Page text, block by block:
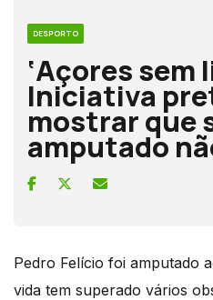
DESPORTO
‘Açores sem
Iniciativa
mostrar que
amputado
Pedro Felício foi amputado
vida tem superado vários